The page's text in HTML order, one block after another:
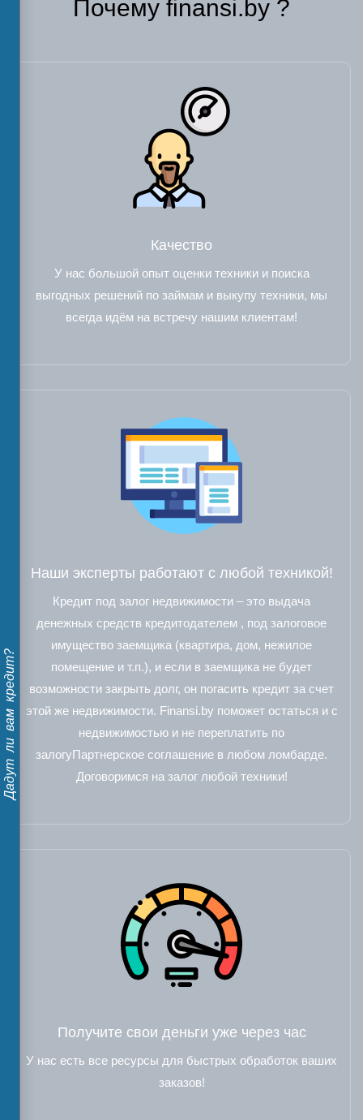
Дадут ли вам кредит?
Почему finansi.by ?
Качество
У нас большой опыт оценки техники и поиска
выгодных решений по займам и выкупу техники, мы
всегда идём на встречу нашим клиентам!
Наши эксперты работают с любой техникой!
Кредит под залог недвижимости – это выдача
денежных средств кредитодателем , под залоговое
имущество заемщика (квартира, дом, нежилое
помещение и т.п.), и если в заемщика не будет
возможности закрыть долг, он погасить кредит за счет
этой же недвижимости. Finansi.by поможет остаться и с
недвижимостью и не переплатить по
залогуПартнерское соглашение в любом ломбарде.
Договоримся на залог любой техники!
Получите свои деньги уже через час
У нас есть все ресурсы для быстрых обработок ваших
заказов!